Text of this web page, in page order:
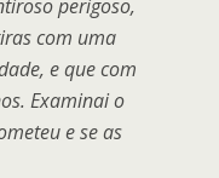
perigoso,
com uma
e que com
Examinai o
e se as